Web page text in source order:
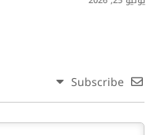
Subscribe